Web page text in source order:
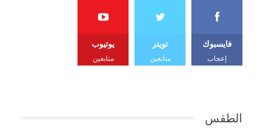
فايسبوك
إعجاب
تويتر
متابعين
يوتيوب
متابعين
الطقس